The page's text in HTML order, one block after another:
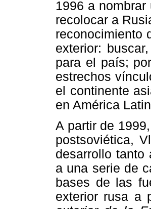
1996 a
recolocar a
reconocimiento
exterior:
para el país;
estrechos
el continente
en América
A partir de
postsoviética,
desarrollo tanto
a una serie de
bases de las
exterior rusa a